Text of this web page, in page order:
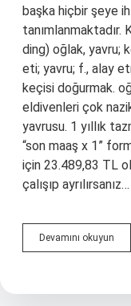
başka hiçbir şeye
tanımlanmaktadır.
ding) oğlak, yavru;
eti; yavru; f., alay
keçisi doğurmak.
eldivenleri çok
yavrusu. 1 yıllık
“son maaş x 1”
için 23.489,83 TL
çalışıp ayrılırsanız…
Devamını okuyun
Ne